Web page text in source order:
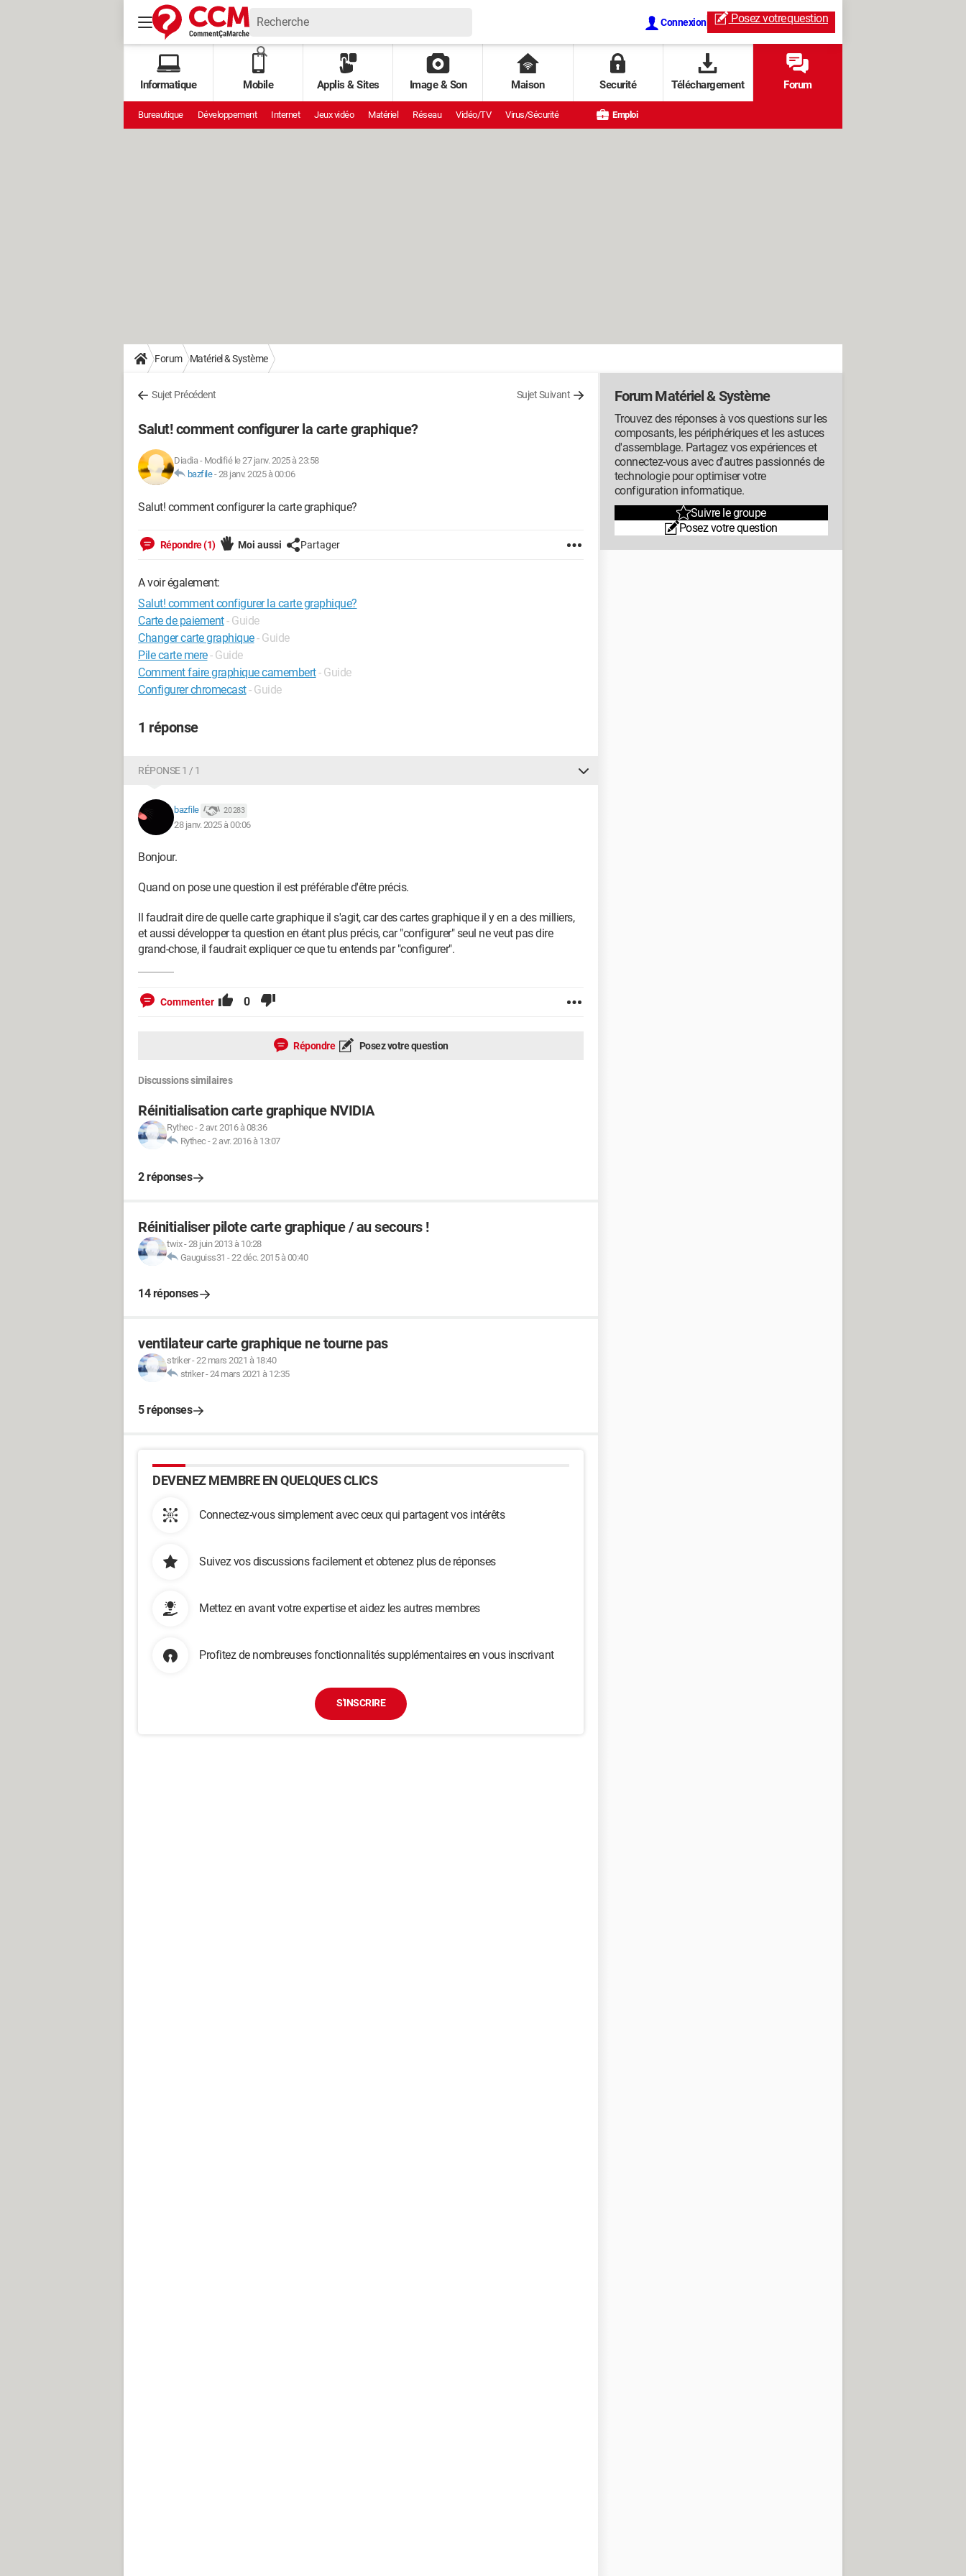
Connexion Posez votrequestion
Informatique Mobile Applis & Sites Image & Son Maison Securité Téléchargement Forum
Bureautique Développement Internet Jeux vidéo Matériel Réseau Vidéo/TV Virus/Sécurité Emploi
Forum Matériel & Système
Sujet Précédent Sujet Suivant
Salut! comment configurer la carte graphique?
Diadia- Modifié le 27 janv. 2025 à 23:58
bazfile-28 janv. 2025 à 00:06
Salut! comment configurer la carte graphique?
Répondre (1) Moi aussi Partager
A voir également:
Salut! comment configurer la carte graphique?
Carte de paiement- Guide
Changer carte graphique- Guide
Pile carte mere- Guide
Comment faire graphique camembert- Guide
Configurer chromecast- Guide
1 réponse
RÉPONSE 1 / 1
bazfile 20 283
28 janv. 2025 à 00:06
Bonjour.
Quand on pose une question il est préférable d'être précis.
Il faudrait dire de quelle carte graphique il s'agit, car des cartes graphique il y en a des milliers,
et aussi développer ta question en étant plus précis, car "configurer" seul ne veut pas dire
grand-chose, il faudrait expliquer ce que tu entends par "configurer".
Commenter 0
Répondre Posez votre question
Discussions similaires
Réinitialisation carte graphique NVIDIA
Rythec -2 avr. 2016 à 08:36
Rythec -2 avr. 2016 à 13:07
2 réponses
Réinitialiser pilote carte graphique / au secours !
twix-28 juin 2013 à 10:28
Gauguiss31 -22 déc. 2015 à 00:40
14 réponses
ventilateur carte graphique ne tourne pas
striker-22 mars 2021 à 18:40
striker-24 mars 2021 à 12:35
5 réponses
DEVENEZ MEMBRE EN QUELQUES CLICS
Connectez-vous simplement avec ceux qui partagent vos intérêts
Suivez vos discussions facilement et obtenez plus de réponses
Mettez en avant votre expertise et aidez les autres membres
Profitez de nombreuses fonctionnalités supplémentaires en vous inscrivant
S'INSCRIRE
Forum Matériel & Système
Trouvez des réponses à vos questions sur les
composants, les périphériques et les astuces
d'assemblage. Partagez vos expériences et
connectez-vous avec d'autres passionnés de
technologie pour optimiser votre
configuration informatique.
Suivre le groupe
Posez votre question